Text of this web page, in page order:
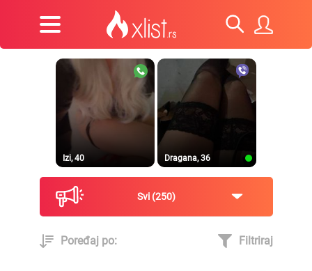
Izi, 40 Dragana, 36
Svi 250
Poređaj po: Filtriraj